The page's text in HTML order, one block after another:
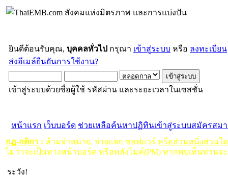
ยินดีต้อนรับคุณ, บุคคลทั่วไป กรุณา เข้าสู่ระบบ หรือ ลงทะเบียน
ส่งอีเมล์ยืนยันการใช้งาน?
เข้าสู่ระบบด้วยชื่อผู้ใช้ รหัสผ่าน และระยะเวลาในเซสชั่น
หน้าแรก เว็บบอร์ด ช่วยเหลือค้นหาปฏิทินเข้าสู่ระบบสมัครสม
กฏ-กติกา : ห้ามจำหน่าย, จ่ายแจก ซอฟแวร์ หรือส่วนหนึ่งส่วนใ
ไม่ว่าจะเป็นทางหน้าบอร์ด หรือหลังไมค์(PM) หากพบเห็นท่านจ
ระวัง!